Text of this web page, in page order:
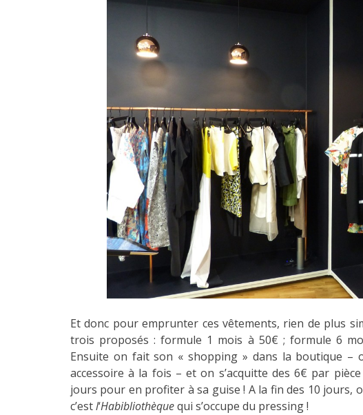
Et donc pour emprunter ces vêtements, rien de plus
trois proposés : formule 1 mois à 50€ ; formule 6
Ensuite on fait son « shopping » dans la boutique –
accessoire à la fois – et on s’acquitte des 6€ par
jours pour en profiter à sa guise ! A la fin des 10 jours,
c’estl‘Habibliothèquequi s’occupe du pressing !